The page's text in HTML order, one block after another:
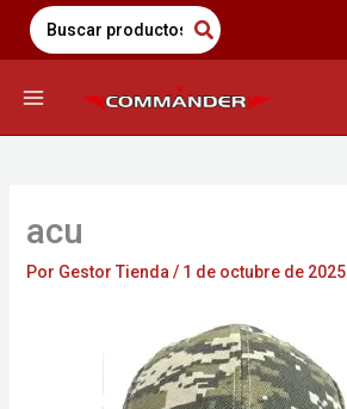
Saltar
contenido
Search
for:
acu
Por Gestor Tienda / 1 de octubre de 2025